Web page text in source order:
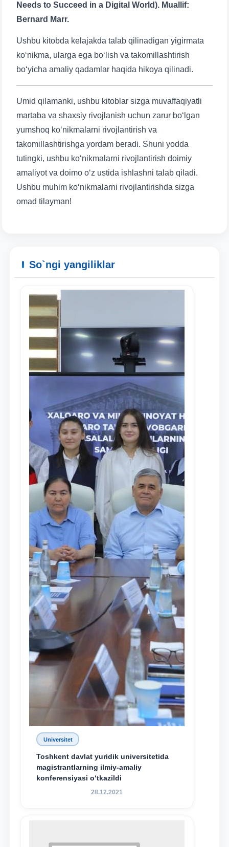
Needs to Succeed in a Digital World). Muallif:
Bernard Marr.
Ushbu kitobda kelajakda talab qilinadigan yigirmata
ko‘nikma, ularga ega bo‘lish va takomillashtirish
bo‘yicha amaliy qadamlar haqida hikoya qilinadi.
Umid qilamanki, ushbu kitoblar sizga muvaffaqiyatli
martaba va shaxsiy rivojlanish uchun zarur bo‘lgan
yumshoq ko‘nikmalarni rivojlantirish va
takomillashtirishga yordam beradi. Shuni yodda
tutingki, ushbu ko‘nikmalarni rivojlantirish doimiy
amaliyot va doimo o‘z ustida ishlashni talab qiladi.
Ushbu muhim ko‘nikmalarni rivojlantirishda sizga
omad tilayman!
So`ngi yangiliklar
Universitet
Toshkent davlat yuridik universitetida
magistrantlarning ilmiy-amaliy
konferensiyasi o‘tkazildi
28.12.2021